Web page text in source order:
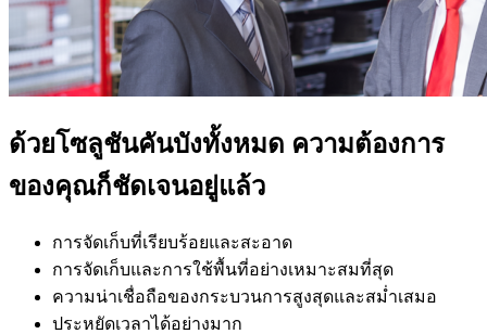
ด้วยโซลูชันคันบังทั้งหมด ความต้องการ
ของคุณก็ชัดเจนอยู่แล้ว
การจัดเก็บที่เรียบร้อยและสะอาด
การจัดเก็บและการใช้พื้นที่อย่างเหมาะสมที่สุด
ความน่าเชื่อถือของกระบวนการสูงสุดและสม่ำเสมอ
ประหยัดเวลาได้อย่างมาก